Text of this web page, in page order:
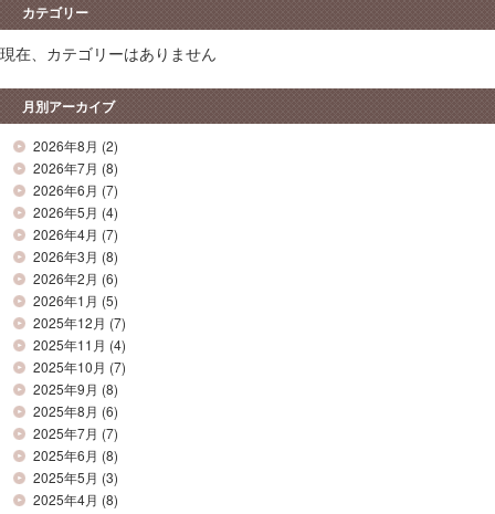
カテゴリー
現在、カテゴリーはありません
月別アーカイブ
2026年8月 (2)
2026年7月 (8)
2026年6月 (7)
2026年5月 (4)
2026年4月 (7)
2026年3月 (8)
2026年2月 (6)
2026年1月 (5)
2025年12月 (7)
2025年11月 (4)
2025年10月 (7)
2025年9月 (8)
2025年8月 (6)
2025年7月 (7)
2025年6月 (8)
2025年5月 (3)
2025年4月 (8)